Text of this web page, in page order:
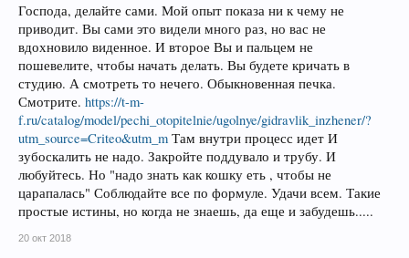
Господа, делайте сами. Мой опыт показа ни к чему не
приводит. Вы сами это видели много раз, но вас не
вдохновило виденное. И второе Вы и пальцем не
пошевелите, чтобы начать делать. Вы будете кричать в
студию. А смотреть то нечего. Обыкновенная печка.
Смотрите. https://t-m-
f.ru/catalog/model/pechi_otopitelnie/ugolnye/gidravlik_inzhener/?
utm_source=Criteo&utm_m Там внутри процесс идет И
зубоскалить не надо. Закройте поддувало и трубу. И
любуйтесь. Но "надо знать как кошку еть , чтобы не
царапалась" Соблюдайте все по формуле. Удачи всем. Такие
простые истины, но когда не знаешь, да еще и забудешь.....
20 окт 2018